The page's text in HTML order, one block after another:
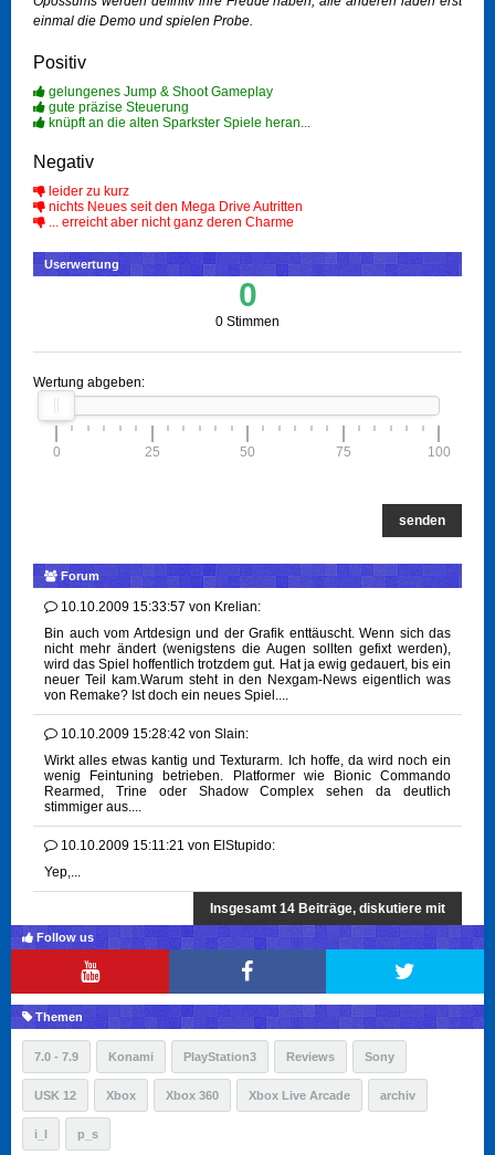
einmal die Demo und spielen Probe.
Positiv
gelungenes Jump & Shoot Gameplay
gute präzise Steuerung
knüpft an die alten Sparkster Spiele heran...
Negativ
leider zu kurz
nichts Neues seit den Mega Drive Autritten
... erreicht aber nicht ganz deren Charme
Userwertung
0
0 Stimmen
Wertung abgeben:
0 25 50 75 100
senden
Forum
10.10.2009 15:33:57 von Krelian:
Bin auch vom Artdesign und der Grafik enttäuscht. Wenn sich das
nicht mehr ändert (wenigstens die Augen sollten gefixt werden),
wird das Spiel hoffentlich trotzdem gut. Hat ja ewig gedauert, bis ein
neuer Teil kam.Warum steht in den Nexgam-News eigentlich was
von Remake? Ist doch ein neues Spiel....
10.10.2009 15:28:42 von Slain:
Wirkt alles etwas kantig und Texturarm. Ich hoffe, da wird noch ein
wenig Feintuning betrieben. Platformer wie Bionic Commando
Rearmed, Trine oder Shadow Complex sehen da deutlich
stimmiger aus....
10.10.2009 15:11:21 von ElStupido:
Yep,...
Insgesamt 14 Beiträge, diskutiere mit
Follow us
Themen
7.0 - 7.9 Konami PlayStation3 Reviews Sony
USK 12 Xbox Xbox 360 Xbox Live Arcade archiv
i_l p_s